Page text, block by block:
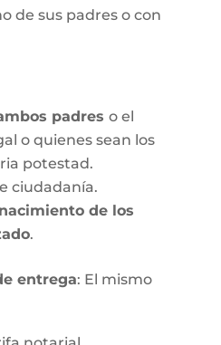
de sus padres o con
padres o el
o quienes sean los
potestad.
ciudadanía.
de los
.
entrega: El mismo